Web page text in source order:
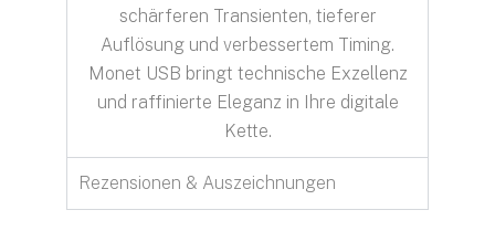
schärferen Transienten, tieferer
Auflösung und verbessertem Timing.
Monet USB bringt technische Exzellenz
und raffinierte Eleganz in Ihre digitale
Kette.
Rezensionen & Auszeichnungen